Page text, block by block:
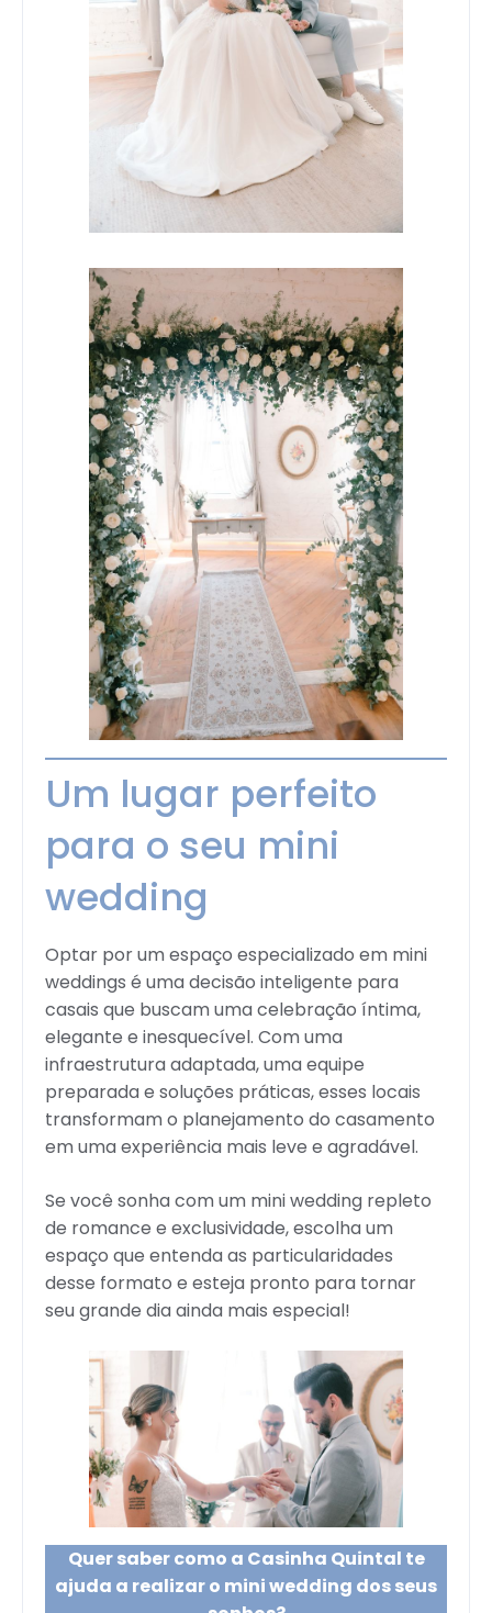
Um lugar perfeito
para o seu mini
wedding
Optar por um espaço especializado em mini
weddings é uma decisão inteligente para
casais que buscam uma celebração íntima,
elegante e inesquecível. Com uma
infraestrutura adaptada, uma equipe
preparada e soluções práticas, esses locais
transformam o planejamento do casamento
em uma experiência mais leve e agradável.
Se você sonha com um mini wedding repleto
de romance e exclusividade, escolha um
espaço que entenda as particularidades
desse formato e esteja pronto para tornar
seu grande dia ainda mais especial!
Quer saber como a Casinha Quintal te
ajuda a realizar o mini wedding dos seus